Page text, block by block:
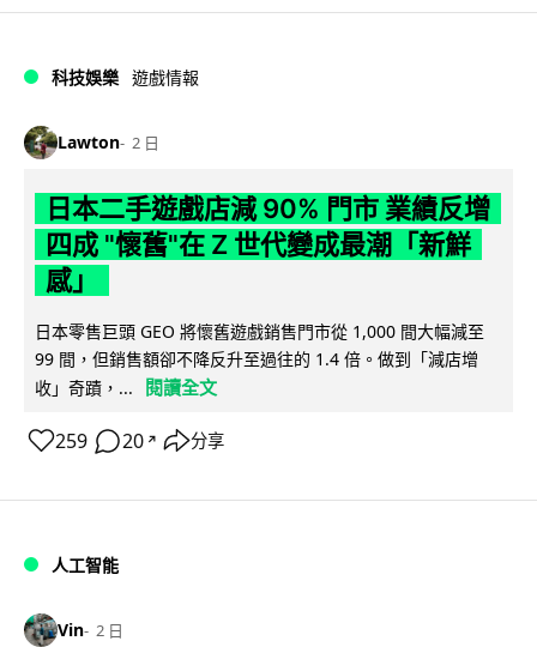
科技娛樂 遊戲情報
Lawton 2 日
日本二手遊戲店減 90% 門市 業績反增
四成 "懷舊"在 Z 世代變成最潮「新鮮
感」
日本零售巨頭 GEO 將懷舊遊戲銷售門市從 1,000 間大幅減至
99 間，但銷售額卻不降反升至過往的 1.4 倍。做到「減店增
收」奇蹟，...
閱讀全文
259 20 ↗ 分享
人工智能
Vin 2 日